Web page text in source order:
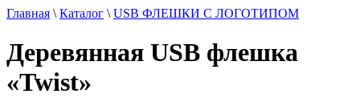
Главная \ Каталог \ USB ФЛЕШКИ С ЛОГОТИПОМ
Деревянная USB флешка
«Twist»